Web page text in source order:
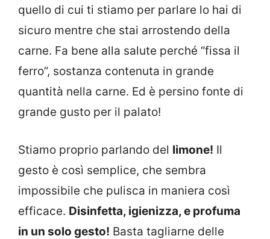
quello di cui ti stiamo per parlare lo hai di
sicuro mentre che stai arrostendo della
carne. Fa bene alla salute perché “fissa il
ferro”, sostanza contenuta in grande
quantità nella carne. Ed è persino fonte di
grande gusto per il palato!
Stiamo proprio parlando del limone! Il
gesto è così semplice, che sembra
impossibile che pulisca in maniera così
efficace. Disinfetta, igienizza, e profuma
in un solo gesto! Basta tagliarne delle